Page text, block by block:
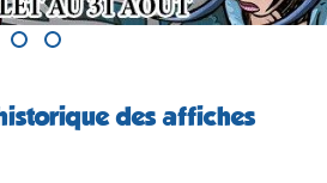
des affiches